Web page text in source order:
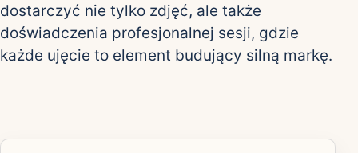
dostarczyć nie tylko zdjęć, ale także
doświadczenia profesjonalnej sesji, gdzie
każde ujęcie to element budujący silną markę.